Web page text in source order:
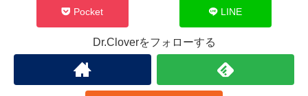
Pocket LINE
Dr.Cloverをフォローする